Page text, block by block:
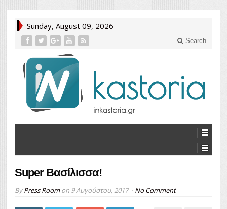
Sunday, August 09, 2026
Search
Super Βασίλισσα!
ByPress Roomon 9 Αυγούστου, 2017 No Comment